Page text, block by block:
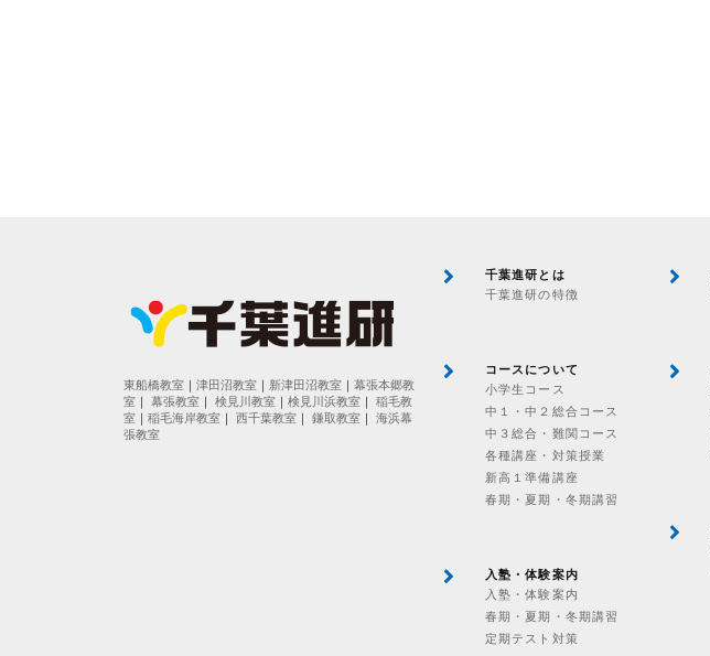
東船橋教室 ｜ 津田沼教室 ｜ 新津田沼教室 ｜ 幕張本郷教
室 ｜ 幕張教室 ｜ 検見川教室 ｜ 検見川浜教室 ｜ 稲毛教
室 ｜ 稲毛海岸教室 ｜ 西千葉教室 ｜ 鎌取教室 ｜ 海浜幕
張教室
千葉進研とは
千葉進研の特徴
コースについて
小学生コース
中１・中２総合コース
中３総合・難関コース
各種講座・対策授業
新高１準備講座
春期・夏期・冬期講習
入塾・体験案内
入塾・体験案内
春期・夏期・冬期講習
定期テスト対策